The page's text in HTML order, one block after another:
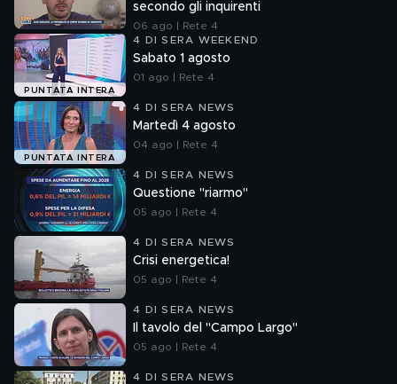
secondo gli inquirenti
06 ago | Rete 4
PUNTATA INTERA
4 DI SERA WEEKEND
Sabato 1 agosto
01 ago | Rete 4
PUNTATA INTERA
4 DI SERA NEWS
Martedì 4 agosto
04 ago | Rete 4
4 DI SERA NEWS
Questione "riarmo"
05 ago | Rete 4
4 DI SERA NEWS
Crisi energetica!
05 ago | Rete 4
4 DI SERA NEWS
Il tavolo del "Campo Largo"
05 ago | Rete 4
4 DI SERA NEWS